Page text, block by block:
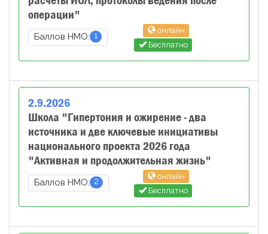
операции"
Баллов НМО: 1
онлайн
Бесплатно
2.9.2026
Школа "Гипертония и ожирение - два
источника и две ключевые инициативы
национального проекта 2026 года
"Активная и продолжительная жизнь"
Баллов НМО: 2
онлайн
Бесплатно